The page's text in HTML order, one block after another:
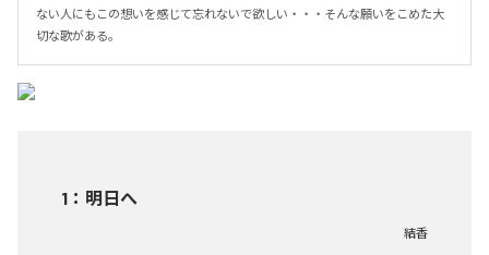
ない人にもこの想いを感じて忘れないで欲しい・・・そんな願いをこめた大
切な歌がある。
1 ： 明日へ
結香